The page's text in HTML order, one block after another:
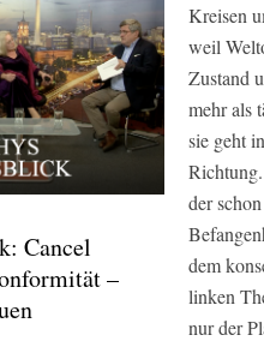
Cancel
–
Kreisen
weil
Zustand
mehr als
sie geht
der
dem
linken
nur der